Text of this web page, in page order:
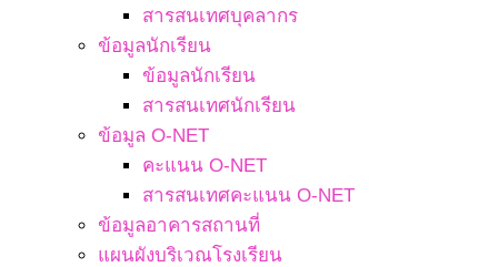
สารสนเทศบุคลากร
ข้อมูลนักเรียน
ข้อมูลนักเรียน
สารสนเทศนักเรียน
ข้อมูล O-NET
คะแนน O-NET
สารสนเทศคะแนน O-NET
ข้อมูลอาคารสถานที่
แผนผังบริเวณโรงเรียน